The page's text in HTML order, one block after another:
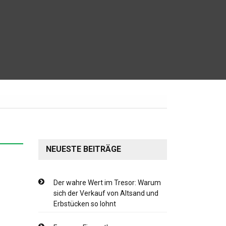
NEUESTE BEITRÄGE
Der wahre Wert im Tresor: Warum
sich der Verkauf von Altsand und
Erbstücken so lohnt